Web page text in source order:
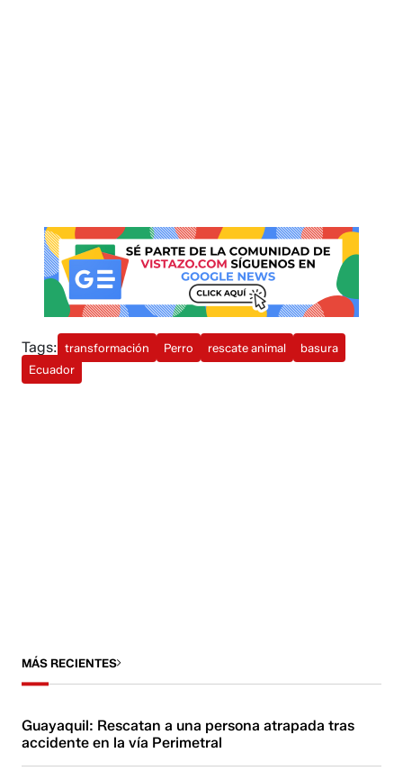
Tags: transformación Perro rescate animal
basura
Ecuador
MÁS RECIENTES
Guayaquil: Rescatan a una persona atrapada tras
accidente en la vía Perimetral